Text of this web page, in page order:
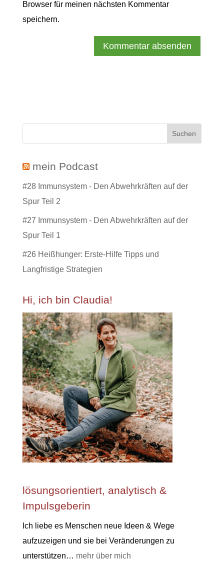
Browser für meinen nächsten Kommentar
speichern.
mein Podcast
#28 Immunsystem - Den Abwehrkräften auf der
Spur Teil 2
#27 Immunsystem - Den Abwehrkräften auf der
Spur Teil 1
#26 Heißhunger: Erste-Hilfe Tipps und
Langfristige Strategien
Hi, ich bin Claudia!
lösungsorientiert, analytisch &
Impulsgeberin
Ich liebe es Menschen neue Ideen & Wege
aufzuzeigen und sie bei Veränderungen zu
unterstützen… mehr über mich